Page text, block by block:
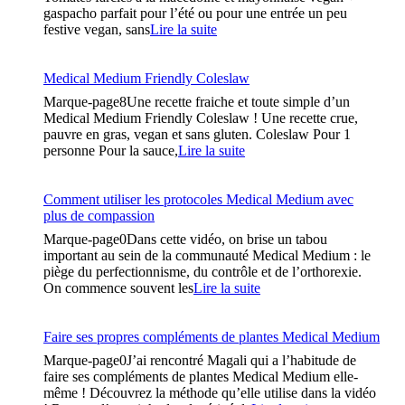
gaspacho parfait pour l’été ou pour une entrée un peu
festive vegan, sansLire la suite« Tomates
la
macédoine
et
mayonnaise
vegan
+
Medical Medium Friendly Coleslaw
Marque-page8Une recette fraiche et toute simple d’un
Medical Medium Friendly Coleslaw ! Une recette crue,
pauvre en gras, vegan et sans gluten. Coleslaw Pour 1
personne Pour la sauce,Lire la suite« Medical
Coleslaw »
Comment utiliser les protocoles Medical Medium avec
plus de compassion
Marque-page0Dans cette vidéo, on brise un tabou
important au sein de la communauté Medical Medium : le
piège du perfectionnisme, du contrôle et de l’orthorexie.
On commence souvent lesLire la suite« Comment
protocoles
Medical
Medium
avec
plus
Faire ses propres compléments de plantes Medical Medium
Marque-page0J’ai rencontré Magali qui a l’habitude de
faire ses compléments de plantes Medical Medium elle-
même ! Découvrez la méthode qu’elle utilise dans la vidéo